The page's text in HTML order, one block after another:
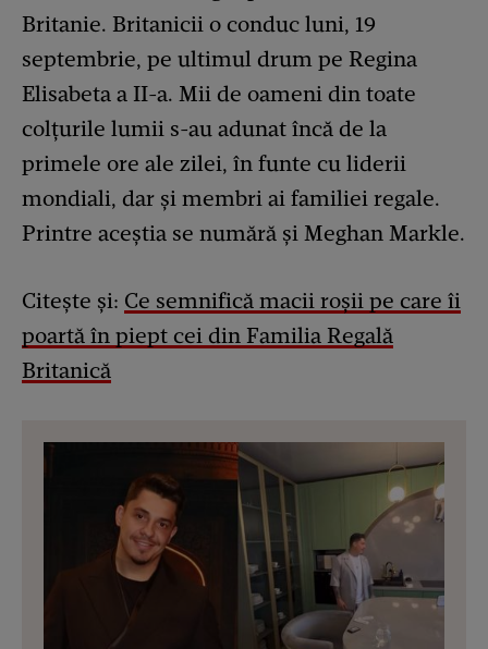
Britanie. Britanicii o conduc luni, 19
septembrie, pe ultimul drum pe Regina
Elisabeta a II-a. Mii de oameni din toate
colțurile lumii s-au adunat încă de la
primele ore ale zilei, în funte cu liderii
mondiali, dar și membri ai familiei regale.
Printre aceștia se numără și Meghan Markle.
Citește și: Ce semnifică macii roșii pe care îi
poartă în piept cei din Familia Regală
Britanică